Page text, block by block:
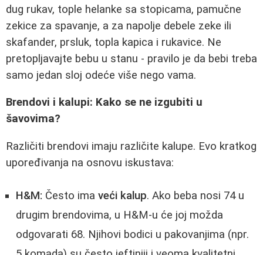
dug rukav, tople helanke sa stopicama, pamučne
zekice za spavanje, a za napolje debele zeke ili
skafander, prsluk, topla kapica i rukavice. Ne
pretopljavajte bebu u stanu - pravilo je da bebi treba
samo jedan sloj odeće više nego vama.
Brendovi i kalupi: Kako se ne izgubiti u
šavovima?
Različiti brendovi imaju različite kalupе. Evo kratkog
upoređivanja na osnovu iskustava:
H&M: Često ima veći kalup. Ako beba nosi 74 u
drugim brendovima, u H&M-u će joj možda
odgovarati 68. Njihovi bodici u pakovanjima (npr.